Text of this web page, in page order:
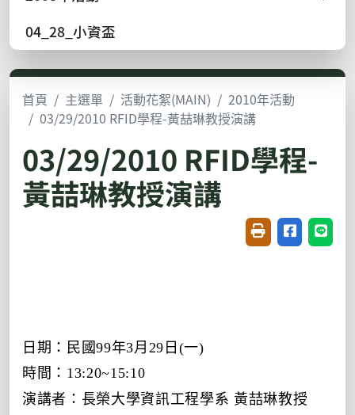
04_28_小資盃
首頁 主選單 活動花絮(MAIN)
2010年活動
03/29/2010 RFID學程-黃喆琳教授演講
03/29/2010 RFID學程-
黃喆琳教授演講
友善列印(開新視
分享至臉書
分享
日期：民國99年3月29日(一)
時間：13:20~15:10
演講者：長榮大學資訊工程學系 黃喆琳教授